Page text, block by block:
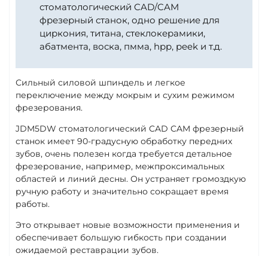
стоматологический CAD/CAM
фрезерный станок, одно решение для
циркония, титана, стеклокерамики,
абатмента, воска, пмма, hpp, peek и т.д.
Сильный силовой шпиндель и легкое
переключение между мокрым и сухим режимом
фрезерования.
JDM5DW стоматологический CAD CAM фрезерный
станок имеет 90-градусную обработку передних
зубов, очень полезен когда требуется детальное
фрезерование, например, межпроксимальных
областей и линий десны. Он устраняет громоздкую
ручную работу и значительно сокращает время
работы.
Это открывает новые возможности применения и
обеспечивает большую гибкость при создании
ожидаемой реставрации зубов.